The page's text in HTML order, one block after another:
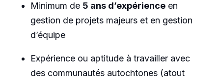
Minimum de 5 ans d’expérienceen
gestion de projets majeurs et en gestion
d’équipe
Expérience ou aptitude à travailler avec
des communautés autochtones (atout